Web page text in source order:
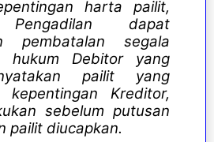
harta pailit,
dapat
pembatalan segala
hukum Debitor yang
pailit yang
kepentingan Kreditor,
sebelum putusan
pailit diucapkan.